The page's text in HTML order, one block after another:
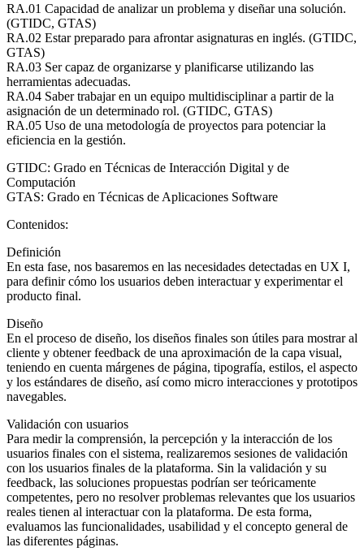
RA.01 Capacidad de analizar un problema y diseñar una solución.
(GTIDC, GTAS)
RA.02 Estar preparado para afrontar asignaturas en inglés. (GTIDC,
GTAS)
RA.03 Ser capaz de organizarse y planificarse utilizando las
herramientas adecuadas.
RA.04 Saber trabajar en un equipo multidisciplinar a partir de la
asignación de un determinado rol. (GTIDC, GTAS)
RA.05 Uso de una metodología de proyectos para potenciar la
eficiencia en la gestión.
GTIDC: Grado en Técnicas de Interacción Digital y de
Computación
GTAS: Grado en Técnicas de Aplicaciones Software
Contenidos:
Definición
En esta fase, nos basaremos en las necesidades detectadas en UX I,
para definir cómo los usuarios deben interactuar y experimentar el
producto final.
Diseño
En el proceso de diseño, los diseños finales son útiles para mostrar al
cliente y obtener feedback de una aproximación de la capa visual,
teniendo en cuenta márgenes de página, tipografía, estilos, el aspecto
y los estándares de diseño, así como micro interacciones y prototipos
navegables.
Validación con usuarios
Para medir la comprensión, la percepción y la interacción de los
usuarios finales con el sistema, realizaremos sesiones de validación
con los usuarios finales de la plataforma. Sin la validación y su
feedback, las soluciones propuestas podrían ser teóricamente
competentes, pero no resolver problemas relevantes que los usuarios
reales tienen al interactuar con la plataforma. De esta forma,
evaluamos las funcionalidades, usabilidad y el concepto general de
las diferentes páginas.